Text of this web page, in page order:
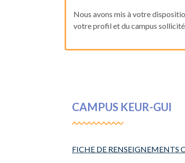
Nous avons mis à votre
votre profil et du campus
CAMPUS KEUR-GUI
FICHE DE RENSEIGNEMENTS